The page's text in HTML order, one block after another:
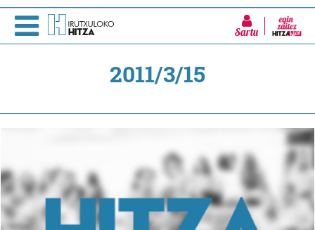
Sartu
2011/3/15